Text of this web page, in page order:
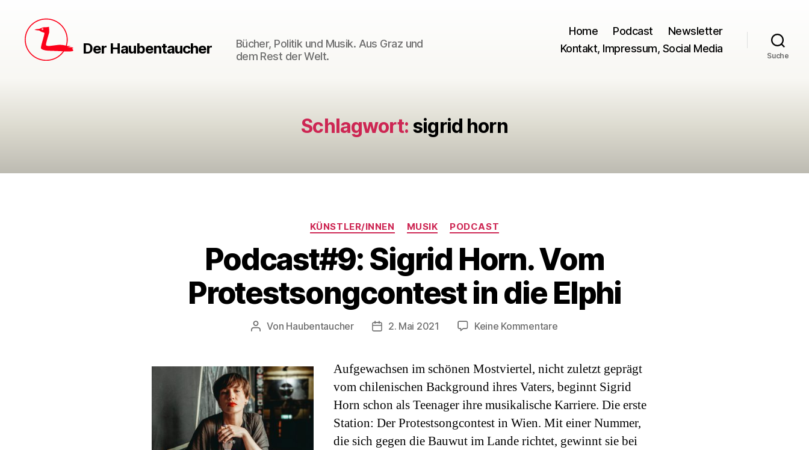
Der Haubentaucher
Bücher, Politik und Musik. Aus Graz und
dem Rest der Welt.
Home Podcast
Newsletter
Kontakt, Impressum, Social Media
Suche
Schlagwort: sigrid horn
Kategorien
KÜNSTLER/INNEN MUSIK PODCAST
Podcast#9: Sigrid Horn. Vom
Protestsongcontest in die Elphi
Beitragsautor
Von Haubentaucher Veröffentlichungsdatum
2. Mai 2021 Keine Kommentarezu
Horn.
Vom
Protestsongcontest
in
die
Elphi
Aufgewachsen im schönen Mostviertel, nicht zuletzt geprägt
vom chilenischen Background ihres Vaters, beginnt Sigrid
Horn schon als Teenager ihre musikalische Karriere. Die erste
Station: Der Protestsongcontest in Wien. Mit einer Nummer,
die sich gegen die Bauwut im Lande richtet, gewinnt sie bei